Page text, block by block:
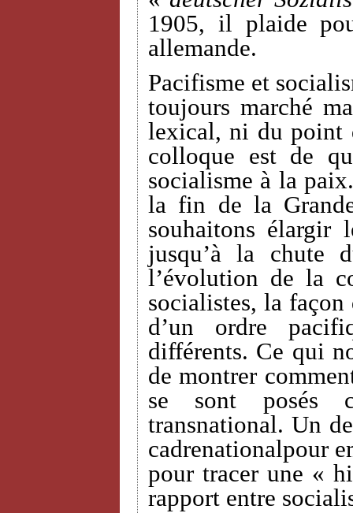
1905, il plaide
allemande.
Pacifisme et
toujours marché
lexical, ni du point
colloque est de
socialisme à la
la fin de la
souhaitons élargir
jusqu’à la chute
l’évolution de la
socialistes, la
d’un ordre
différents. Ce qui
de montrer
se sont posés
transnational. Un
cadrenationalpour
pour tracer une «
rapport entre